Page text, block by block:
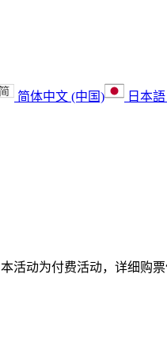
简体中文 (中国) 日本
本活动为付费活动，详细购票